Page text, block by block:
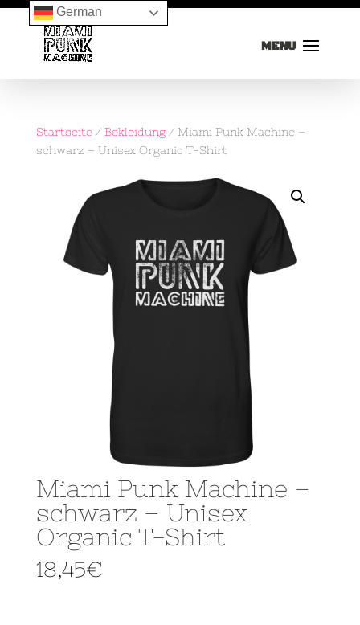
Startseite/ Bekleidung/ Miami Punk Machine –
schwarz – Unisex Organic T-Shirt
Miami Punk Machine –
schwarz – Unisex
Organic T-Shirt
18,45€
German